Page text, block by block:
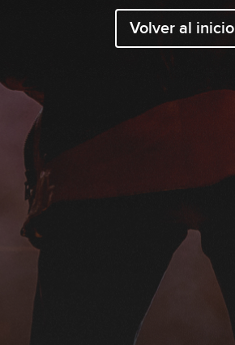
Volver al inicio